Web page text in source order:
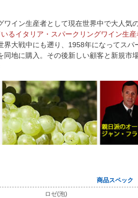
ワイン生産者として現在世界中で大人気
るイタリア・スパークリングワイン生産
界大戦中にも遡り、1958年になってス
同地に購入。その後新しい顧客と新規
商品スペック
ロゼ(泡)